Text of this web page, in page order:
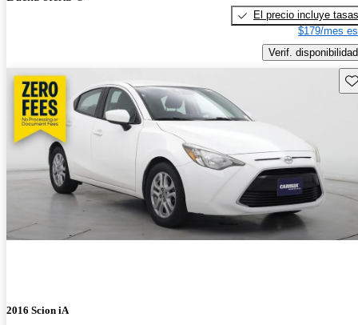
El precio incluye tasas
$179/mes
Verif. disponibilidad
2016 Scion iA